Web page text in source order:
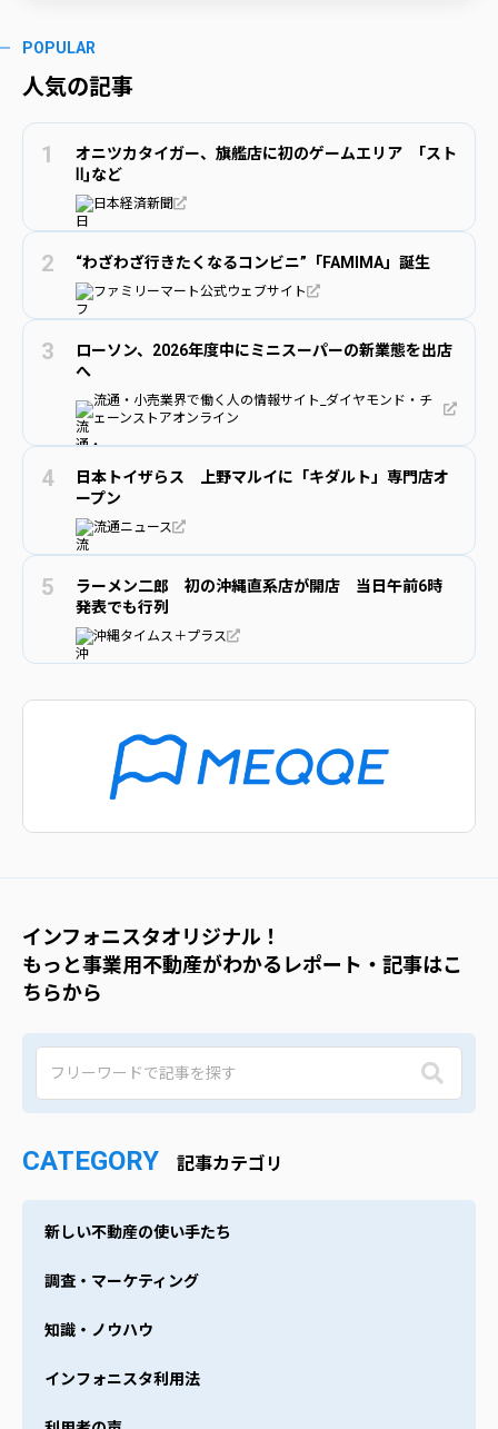
POPULAR
人気の記事
オニツカタイガー、旗艦店に初のゲームエリア ｢スト
Ⅱ｣など
日本経済新聞
“わざわざ行きたくなるコンビニ”「FAMIMA」誕生
ファミリーマート公式ウェブサイト
ローソン、2026年度中にミニスーパーの新業態を出店
へ
流通・小売業界で働く人の情報サイト_ダイヤモンド・チ
ェーンストアオンライン
日本トイザらス 上野マルイに「キダルト」専門店オ
ープン
流通ニュース
ラーメン二郎 初の沖縄直系店が開店 当日午前6時
発表でも行列
沖縄タイムス＋プラス
インフォニスタオリジナル！
もっと事業用不動産がわかるレポート・記事はこ
ちらから
CATEGORY 記事カテゴリ
新しい不動産の使い手たち
調査・マーケティング
知識・ノウハウ
インフォニスタ利用法